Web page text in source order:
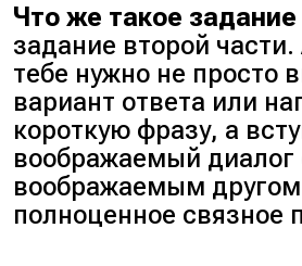
Что же такое
задание второй части.
тебе нужно не просто
вариант ответа или
короткую фразу, а
воображаемый диалог
воображаемым
полноценное связное